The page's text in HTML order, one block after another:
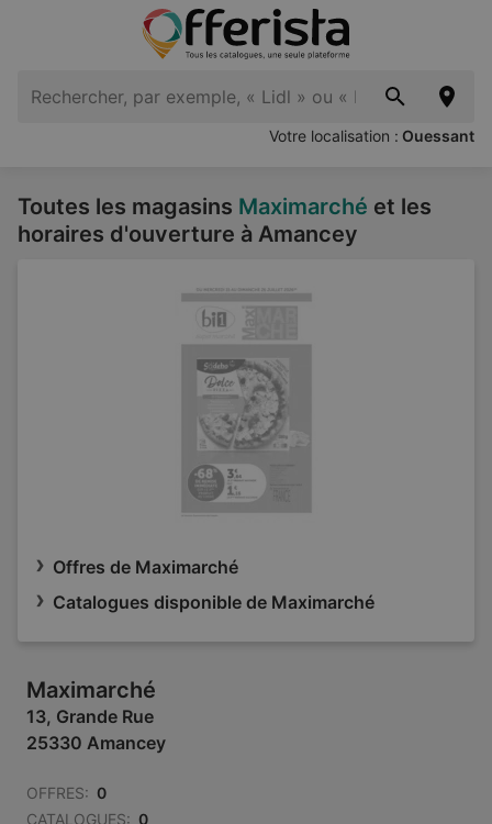
Votre localisation : Ouessant
Toutes les magasins Maximarché et les
horaires d'ouverture à Amancey
Offres de Maximarché
Catalogues disponible de Maximarché
Maximarché
13, Grande Rue
25330 Amancey
OFFRES: 0
CATALOGUES: 0